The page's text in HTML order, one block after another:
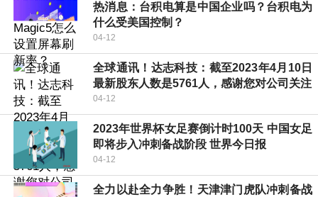
热消息：台积电算是中国企业吗？台积电为
什么受美国控制？
04-12
全球通讯！达志科技：截至2023年4月10日
最新股东人数是5761人，感谢您对公司关注
04-12
2023年世界杯女足赛倒计时100天 中国女足
即将步入冲刺备战阶段 世界今日报
04-12
全力以赴全力争胜！天津津门虎队冲刺备战